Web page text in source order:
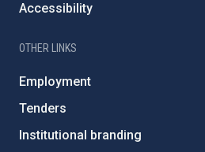
Accessibility
OTHER LINKS
Employment
Tenders
Institutional branding